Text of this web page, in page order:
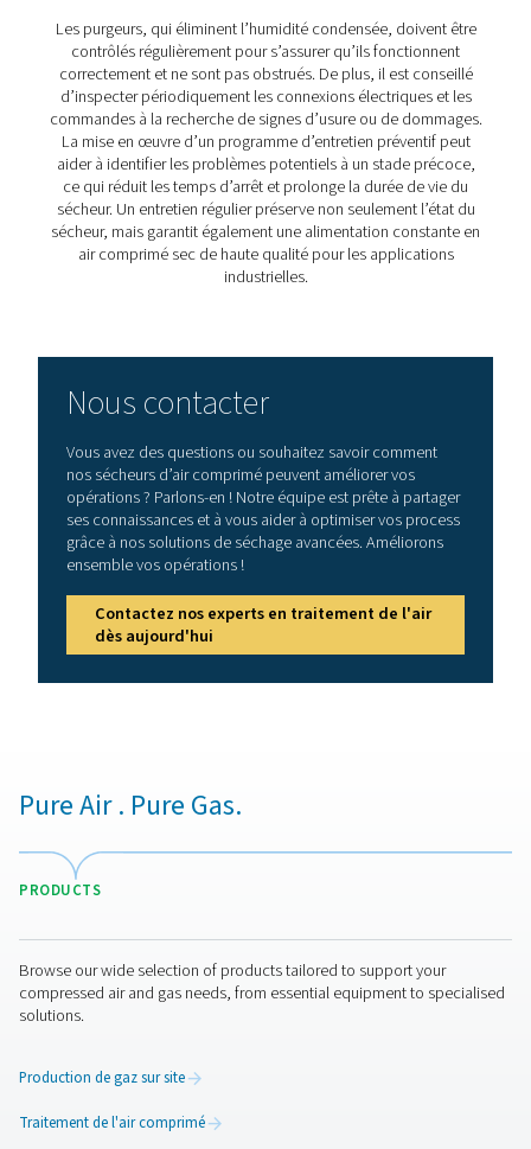
efficacité énergétique et une rentabilité
Point de rosée sous
atteint par les sécheurs
frigorifiques
contexte des sécheurs d’air frigorifiques. Il fait
à condenser l’eau de l’air comprimé.
Dans les sécheurs d’air frigorifiques, l’air comprimé
pour abaisser sa température jusqu’au point de
pression ou en dessous, ce qui garantit que
condense sous forme liquide et peut être éliminée
Ce processus est essentiel pour prévenir les
l’humidité dans les systèmes d’air, tels que la
dans les commandes pneumatiques et les
Les sécheurs frigorifiques maintiennent généralement